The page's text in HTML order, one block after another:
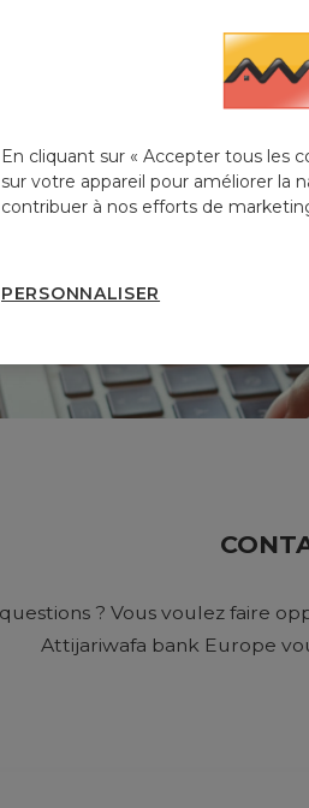
? Vous voulez faire
Attijariwafa bank Europe
En cliquant sur « Accepter tous les
sur votre appareil pour améliorer la
contribuer à nos efforts de
PERSONNALISER